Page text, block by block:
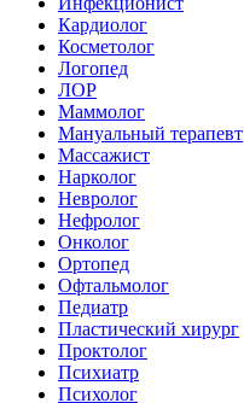
Кардиолог
Косметолог
Логопед
ЛОР
Маммолог
Мануальный терапевт
Массажист
Нарколог
Невролог
Нефролог
Онколог
Ортопед
Офтальмолог
Педиатр
Пластический хирург
Проктолог
Психиатр
Психолог